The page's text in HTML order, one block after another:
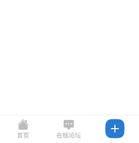
首页 在线论坛